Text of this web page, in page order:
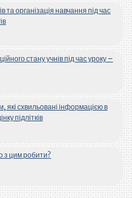
та організація навчання під час
стану учнів під час уроку –
які схвильовані інформацією в
підлітків
з цим робити?